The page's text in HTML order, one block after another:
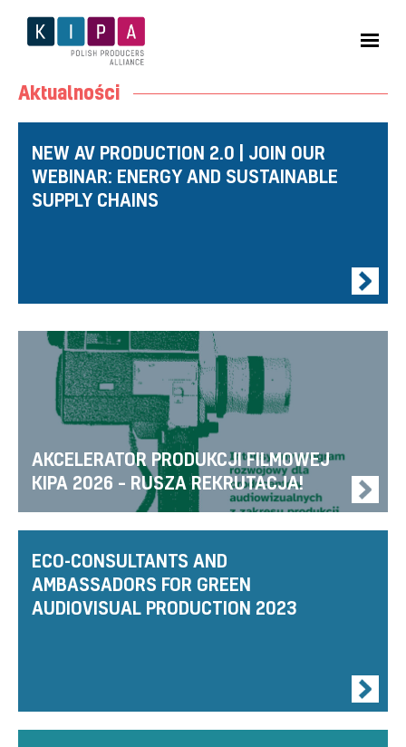
Aktualności
NEW AV PRODUCTION 2.0 | JOIN OUR
WEBINAR: ENERGY AND SUSTAINABLE
SUPPLY CHAINS
AKCELERATOR PRODUKCJI FILMOWEJ
KIPA 2026 – RUSZA REKRUTACJA!
ECO-CONSULTANTS AND
AMBASSADORS FOR GREEN
AUDIOVISUAL PRODUCTION 2023